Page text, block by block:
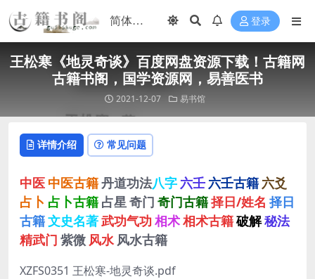
登录
王松寒《地灵奇谈》百度网盘资源下载！古籍网
古籍书阁，国学资源网，易善医书
2021-12-07 易书馆
详情介绍 常见问题
中医 中医古籍丹道功法八字 六壬 六壬古籍 六爻
占卜 占卜古籍 占星 奇门 奇门古籍择日/姓名 择日
古籍文史名著武功气功 相术相术古籍破解秘法
精武门 紫微 风水 风水古籍
XZFS0351 王松寒-地灵奇谈.pdf